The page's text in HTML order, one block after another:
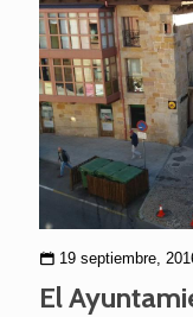
19 septiembre,
El